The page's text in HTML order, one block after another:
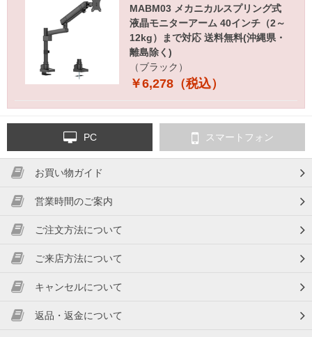
MABM03 メカニカルスプリング式
液晶モニターアーム 40インチ（2～
12kg）まで対応 送料無料(沖縄県・
離島除く)
（ブラック）
￥6,278（税込）
PC スマートフォン
お買い物ガイド
営業時間のご案内
ご注文方法について
ご来店方法について
キャンセルについて
返品・返金について